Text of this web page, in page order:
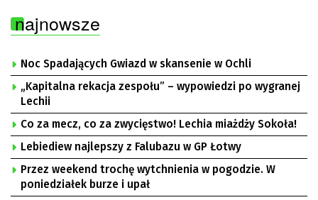
najnowsze
Noc Spadających Gwiazd w skansenie w Ochli
„Kapitalna rekacja zespołu” – wypowiedzi po wygranej
Lechii
Co za mecz, co za zwycięstwo! Lechia miażdży Sokoła!
Lebiediew najlepszy z Falubazu w GP Łotwy
Przez weekend trochę wytchnienia w pogodzie. W
poniedziałek burze i upał